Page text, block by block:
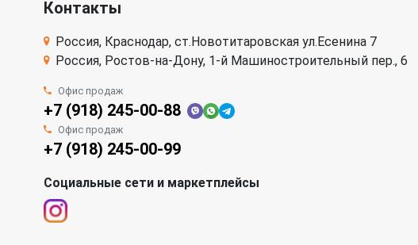
Контакты
Россия, Краснодар, ст.Новотитаровская ул.Есенина 7
Россия, Ростов-на-Дону, 1-й Машиностроительный пер., 6
Офис продаж
+7 (918) 245-00-88
Офис продаж
+7 (918) 245-00-99
Социальные сети и маркетплейсы